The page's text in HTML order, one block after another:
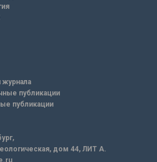
журнала
публикации
публикации
дом 44, ЛИТ А.